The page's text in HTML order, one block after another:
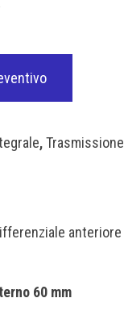
,Trasmissione
anteriore
60 mm